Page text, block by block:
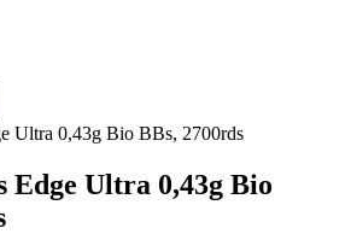
Edge Ultra 0,43g Bio